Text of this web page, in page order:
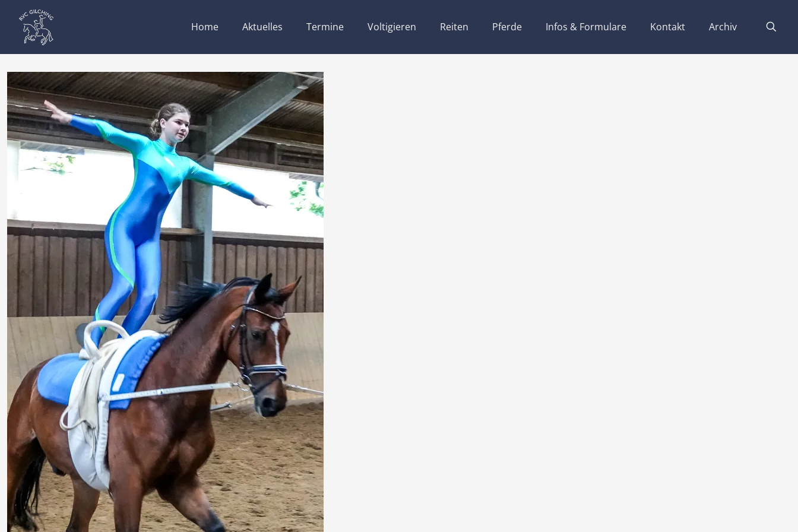
Home Aktuelles Termine Voltigieren Reiten Pferde Infos & Formulare Kontakt Archiv